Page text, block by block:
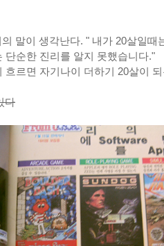
말이 생각난다. " 내가 20살일때
단순한 진리를 알지 못했습니다."
흐르면 자기나이 더하기 20살이
다